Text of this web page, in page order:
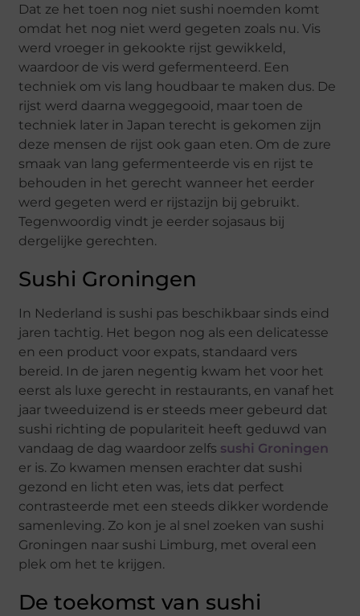
Dat ze het toen nog niet sushi noemden komt
omdat het nog niet werd gegeten zoals nu. Vis
werd vroeger in gekookte rijst gewikkeld,
waardoor de vis werd gefermenteerd. Een
techniek om vis lang houdbaar te maken dus. De
rijst werd daarna weggegooid, maar toen de
techniek later in Japan terecht is gekomen zijn
deze mensen de rijst ook gaan eten. Om de zure
smaak van lang gefermenteerde vis en rijst te
behouden in het gerecht wanneer het eerder
werd gegeten werd er rijstazijn bij gebruikt.
Tegenwoordig vindt je eerder sojasaus bij
dergelijke gerechten.
Sushi Groningen
In Nederland is sushi pas beschikbaar sinds eind
jaren tachtig. Het begon nog als een delicatesse
en een product voor expats, standaard vers
bereid. In de jaren negentig kwam het voor het
eerst als luxe gerecht in restaurants, en vanaf het
jaar tweeduizend is er steeds meer gebeurd dat
sushi richting de populariteit heeft geduwd van
vandaag de dag waardoor zelfs sushi Groningen
er is. Zo kwamen mensen erachter dat sushi
gezond en licht eten was, iets dat perfect
contrasteerde met een steeds dikker wordende
samenleving. Zo kon je al snel zoeken van sushi
Groningen naar sushi Limburg, met overal een
plek om het te krijgen.
De toekomst van sushi